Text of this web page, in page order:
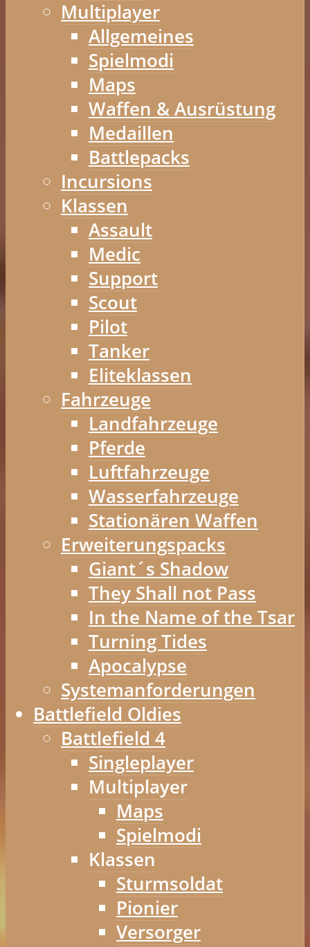
Multiplayer
Allgemeines
Spielmodi
Maps
Waffen & Ausrüstung
Medaillen
Battlepacks
Incursions
Klassen
Assault
Medic
Support
Scout
Pilot
Tanker
Eliteklassen
Fahrzeuge
Landfahrzeuge
Pferde
Luftfahrzeuge
Wasserfahrzeuge
Stationären Waffen
Erweiterungspacks
Giant´s Shadow
They Shall not Pass
In the Name of the Tsar
Turning Tides
Apocalypse
Systemanforderungen
Battlefield Oldies
Battlefield 4
Singleplayer
Multiplayer
Maps
Spielmodi
Klassen
Sturmsoldat
Pionier
Versorger